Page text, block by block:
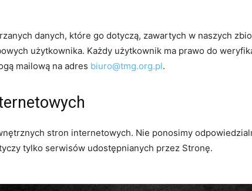
danych, które go dotyczą, zawartych w naszych
użytkownika. Każdy użytkownik ma prawo do
mailową na adres biuro@tmg.org.pl.
stron internetowych. Nie ponosimy
tylko serwisów udostępnianych przez Stronę.